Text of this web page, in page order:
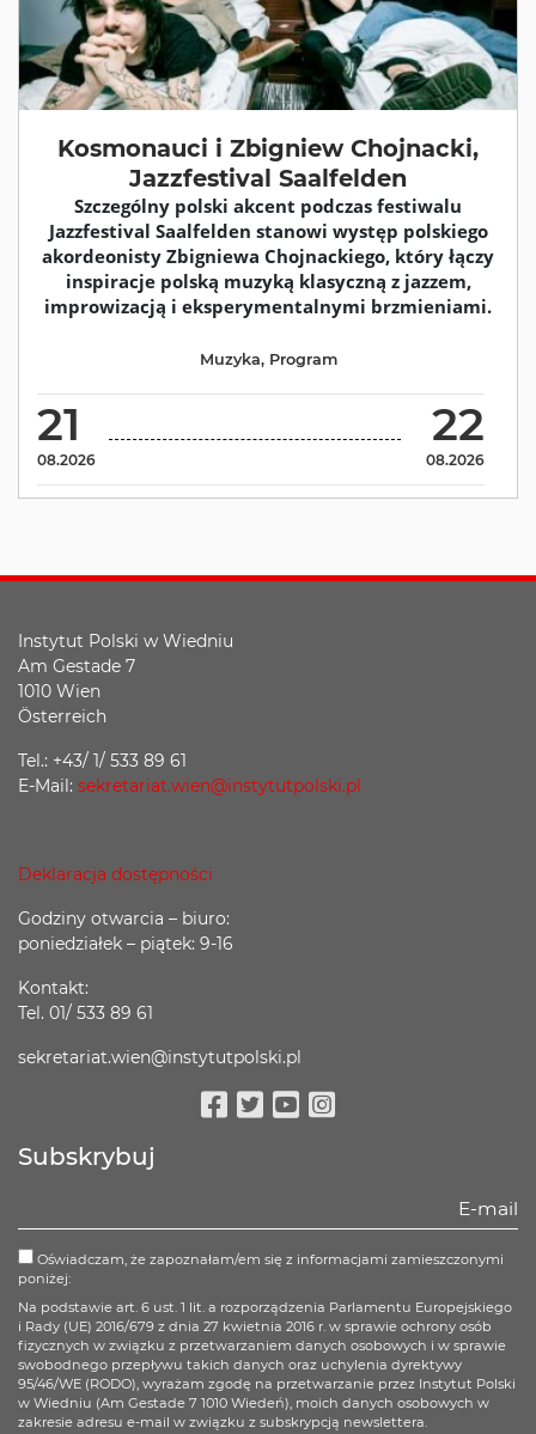
Kosmonauci i Zbigniew Chojnacki,
Jazzfestival Saalfelden
Szczególny polski akcent podczas festiwalu
Jazzfestival Saalfelden stanowi występ polskiego
akordeonisty Zbigniewa Chojnackiego, który łączy
inspiracje polską muzyką klasyczną z jazzem,
improwizacją i eksperymentalnymi brzmieniami.
21
08.2026
22
08.2026
Muzyka, Program
Instytut Polski w Wiedniu
Am Gestade 7
1010 Wien
Österreich
Tel.: +43/ 1/ 533 89 61
E-Mail: sekretariat.wien@instytutpolski.pl
Deklaracja dostępności
Godziny otwarcia – biuro:
poniedziałek – piątek: 9-16
Kontakt:
Tel. 01/ 533 89 61
sekretariat.wien@instytutpolski.pl
Subskrybuj
Oświadczam, że zapoznałam/em się z informacjami zamieszczonymi
poniżej:
Na podstawie art. 6 ust. 1 lit. a rozporządzenia Parlamentu Europejskiego
i Rady (UE) 2016/679 z dnia 27 kwietnia 2016 r. w sprawie ochrony osób
fizycznych w związku z przetwarzaniem danych osobowych i w sprawie
swobodnego przepływu takich danych oraz uchylenia dyrektywy
95/46/WE (RODO), wyrażam zgodę na przetwarzanie przez Instytut Polski
w Wiedniu (Am Gestade 7 1010 Wiedeń), moich danych osobowych w
zakresie adresu e-mail w związku z subskrypcją newslettera.